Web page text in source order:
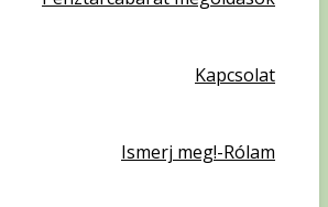
Kapcsolat
Ismerj meg!-Rólam